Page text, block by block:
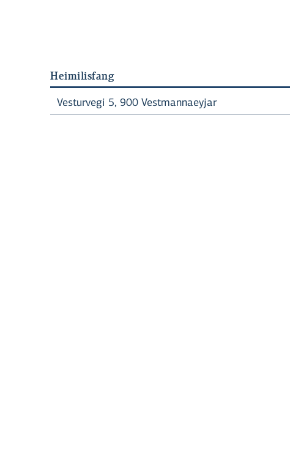
Heimilisfang
Vesturvegi 5, 900 Vestmannaeyjar